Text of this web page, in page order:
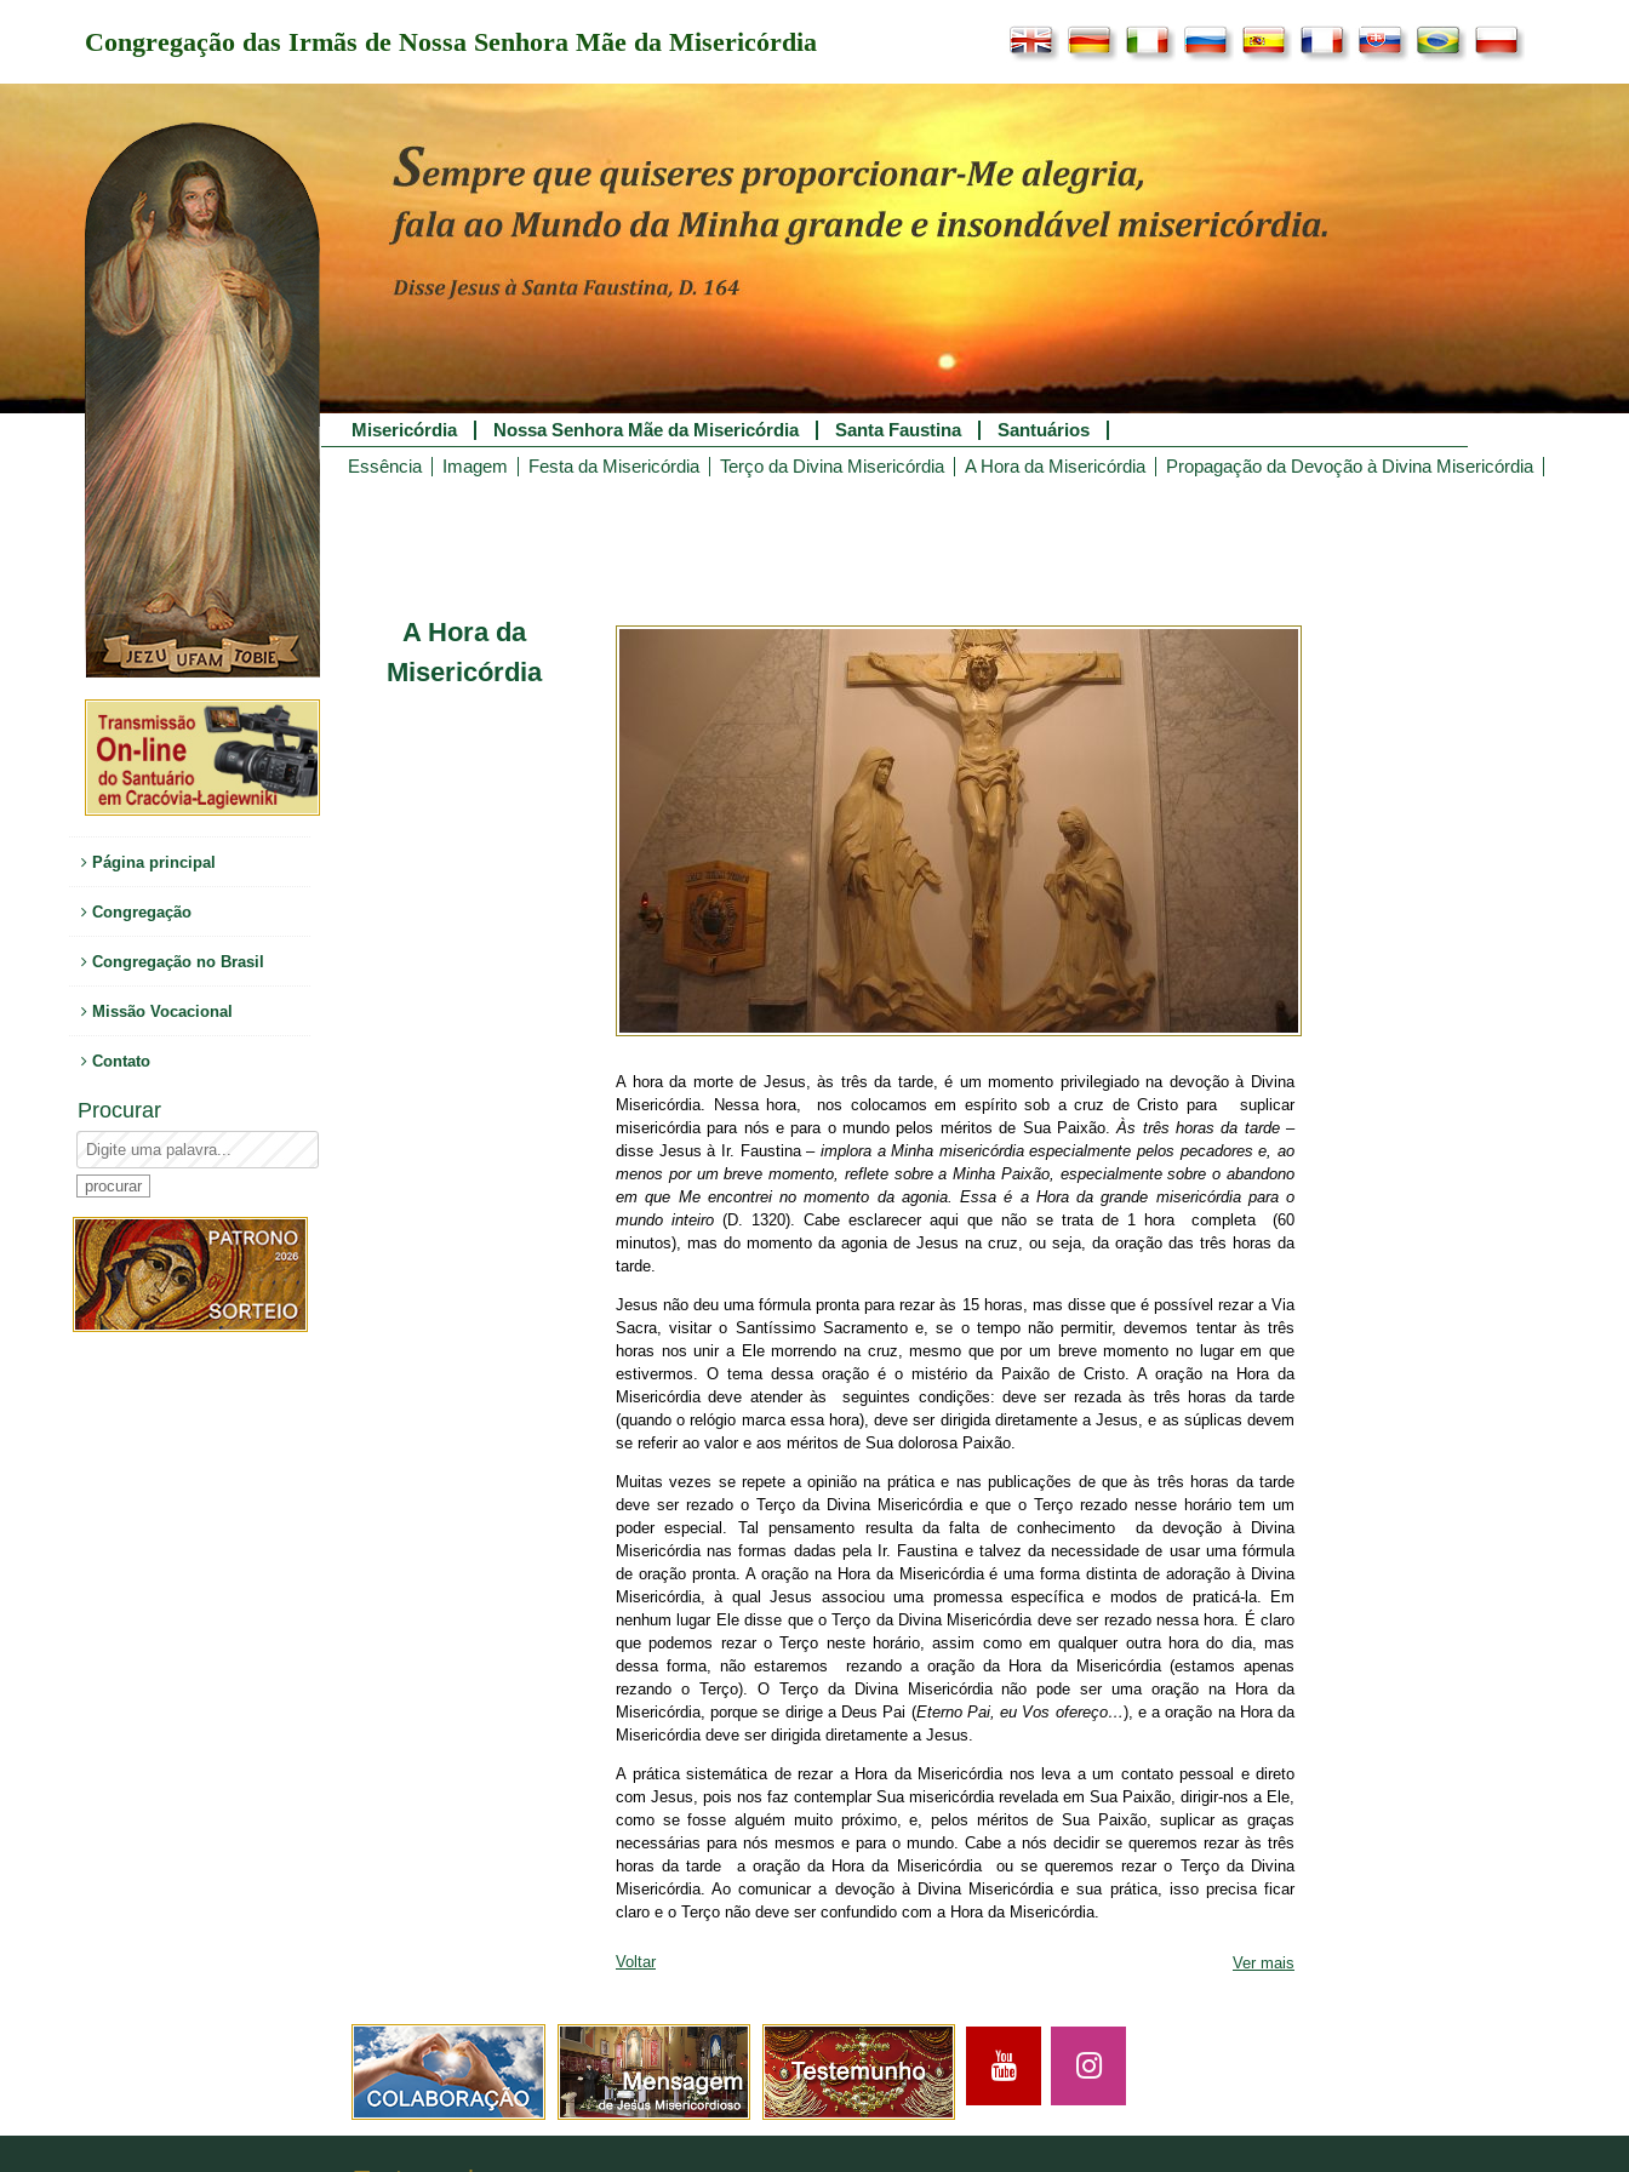
Congregação das Irmãs de Nossa Senhora Mãe da Misericórdia
Página principal
Congregação
Congregação no Brasil
Missão Vocacional
Contato
Procurar
Misericórdia Nossa Senhora Mãe da Misericórdia Santa Faustina
Santuários
Essência
Imagem Festa da Misericórdia Terço da Divina Misericórdia A Hora da Misericórdia Propagação da Devoção à Divina Misericórdia
A Hora da
Misericórdia
A hora da morte de Jesus, às três da tarde, é um momento privilegiado na devoção à Divina
Misericórdia. Nessa hora, nos colocamos em espírito sob a cruz de Cristo para suplicar
misericórdia para nós e para o mundo pelos méritos de Sua Paixão.Às três horas da tarde–
disse Jesus à Ir. Faustina – implora a Minha misericórdia especialmente pelos pecadores e, ao
menos por um breve momento, reflete sobre a Minha Paixão, especialmente sobre o abandono
em que Me encontrei no momento da agonia. Essa é a Hora da grande misericórdia para o
mundo inteiro(D. 1320). Cabe esclarecer aqui que não se trata de 1 hora completa (60
minutos), mas do momento da agonia de Jesus na cruz, ou seja, da oração das três horas da
tarde.
Jesus não deu uma fórmula pronta para rezar às 15 horas, mas disse que é possível rezar a Via
Sacra, visitar o Santíssimo Sacramento e, se o tempo não permitir, devemos tentar às três
horas nos unir a Ele morrendo na cruz, mesmo que por um breve momento no lugar em que
estivermos. O tema dessa oração é o mistério da Paixão de Cristo. A oração na Hora da
Misericórdia deve atender às seguintes condições: deve ser rezada às três horas da tarde
(quando o relógio marca essa hora), deve ser dirigida diretamente a Jesus, e as súplicas devem
se referir ao valor e aos méritos de Sua dolorosa Paixão.
Muitas vezes se repete a opinião na prática e nas publicações de que às três horas da tarde
deve ser rezado o Terço da Divina Misericórdia e que o Terço rezado nesse horário tem um
poder especial. Tal pensamento resulta da falta de conhecimento da devoção à Divina
Misericórdia nas formas dadas pela Ir. Faustina e talvez da necessidade de usar uma fórmula
de oração pronta. A oração na Hora da Misericórdia é uma forma distinta de adoração à Divina
Misericórdia, à qual Jesus associou uma promessa específica e modos de praticá-la. Em
nenhum lugar Ele disse que o Terço da Divina Misericórdia deve ser rezado nessa hora. É claro
que podemos rezar o Terço neste horário, assim como em qualquer outra hora do dia, mas
dessa forma, não estaremos rezando a oração da Hora da Misericórdia (estamos apenas
rezando o Terço). O Terço da Divina Misericórdia não pode ser uma oração na Hora da
Misericórdia, porque se dirige a Deus Pai (Eterno Pai, eu Vos ofereço…), e a oração na Hora da
Misericórdia deve ser dirigida diretamente a Jesus.
A prática sistemática de rezar a Hora da Misericórdia nos leva a um contato pessoal e direto
com Jesus, pois nos faz contemplar Sua misericórdia revelada em Sua Paixão, dirigir-nos a Ele,
como se fosse alguém muito próximo, e, pelos méritos de Sua Paixão, suplicar as graças
necessárias para nós mesmos e para o mundo. Cabe a nós decidir se queremos rezar às três
horas da tarde a oração da Hora da Misericórdia ou se queremos rezar o Terço da Divina
Misericórdia. Ao comunicar a devoção à Divina Misericórdia e sua prática, isso precisa ficar
claro e o Terço não deve ser confundido com a Hora da Misericórdia.
Ver mais
Voltar